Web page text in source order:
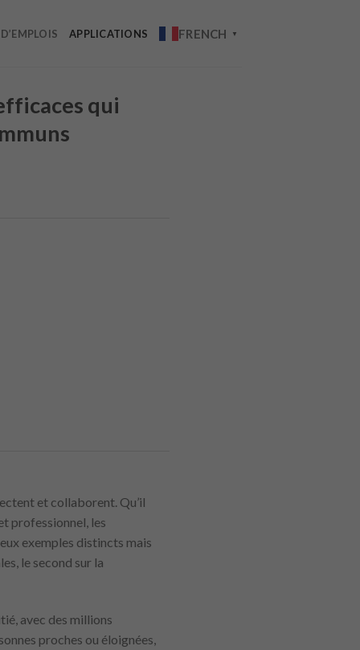
APPLICATIONS FRENCH ▼
qui
et collaborent. Qu’il
professionnel, les
exemples distincts mais
le second sur la
avec des millions
proches ou éloignées,